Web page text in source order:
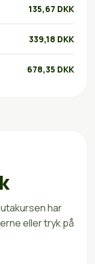
135,67 DKK
339,18 DKK
678,35 DKK
har
eller tryk på